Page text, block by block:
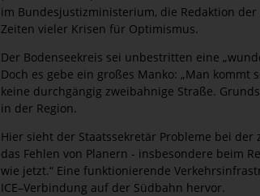
im Bundesjustizministerium, die Redaktion
Zeiten vieler Krisen für Optimismus.
Der Bodenseekreis sei unbestritten eine
Doch es gebe ein großes Manko: „Man
keine durchgängig zweibahnige Straße.
in der Region.
Hier sieht der Staatssekretär Probleme bei
das Fehlen von Planern - insbesondere beim
wie jetzt.“ Eine funktionierende
ICE–Verbindung auf der Südbahn hervor.